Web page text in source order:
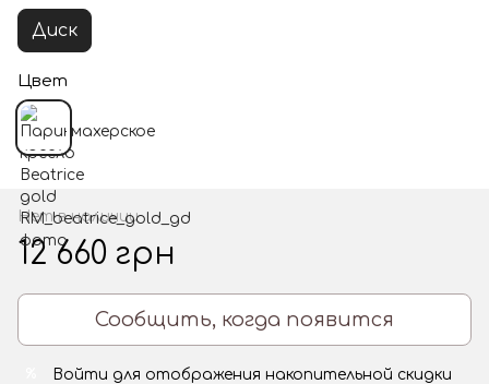
Диск
Цвет
Нет в наличии
12 660 грн
Сообщить, когда появится
Войти для отображения накопительной скидки